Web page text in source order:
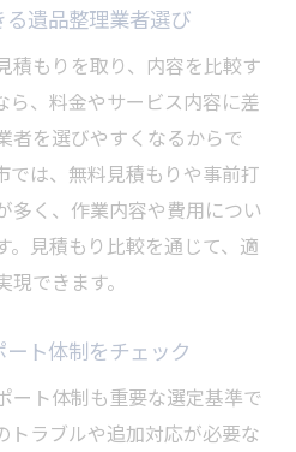
遺品整理業者選び
積もりを取り、内容を比較す
ら、料金やサービス内容に差
者を選びやすくなるからで
では、無料見積もりや事前打
多く、作業内容や費用につい
。見積もり比較を通じて、適
できます。
ト体制をチェック
ート体制も重要な選定基準で
トラブルや追加対応が必要な